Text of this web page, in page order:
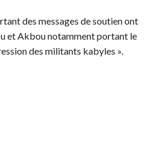
des messages de soutien ont
et Akbou notamment portant le
des militants kabyles ».